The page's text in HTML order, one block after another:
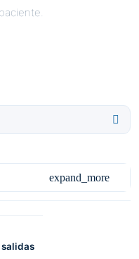

expand_more
salidas